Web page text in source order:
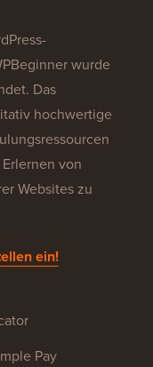
wurde
Das
hochwertige
von
Websites zu
ein!
Pay